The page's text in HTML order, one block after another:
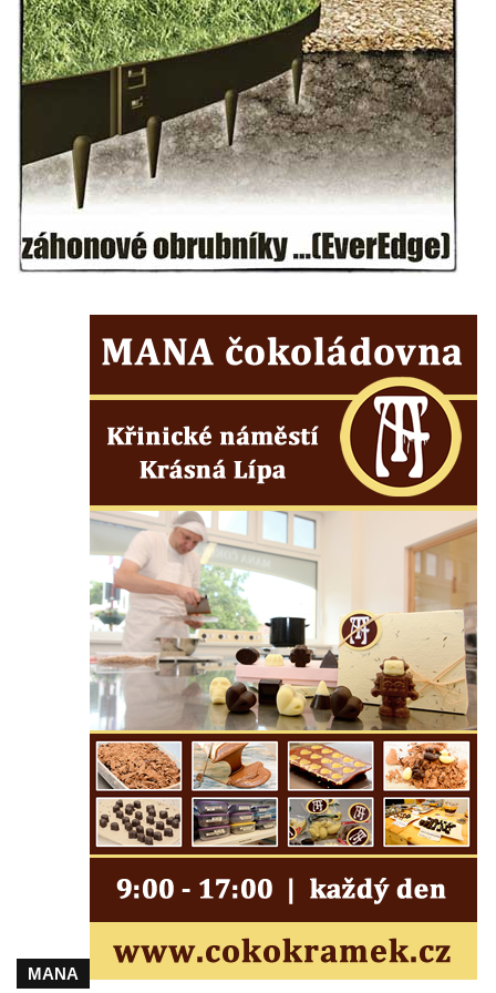
Hrob vojáků Rudé armády na hřbitově v
Račicích
Hrob Jiřího Dovhomilji na hřbitově v
Hrob Antonína Medáčka na hřbitově v
Račicích
na hřbitově v Dobříni
Pomník obětem 1. světové války v Lužici
Kenotaf Josefa Matese na hřbitově v Lužici
Kenotaf Emila Miksche na hřbitově v Lužici
Kenotaf Antonína Krause na hřbitově v
Lužici
Pomník vojákům Rudé armády na hřbitově
v Kozlech
Pamětní deska pochodu smrti v Saupsdorfu
Pomník obětem 2. světové války v parku
Walthera von der Vogelweide v Duchcově
Památník obětem holokaustu v Lipové ulici
v Duchcově
Pomník obětem válek v Jeníkově
Pamětní deska obětem 1. světové války na
kapli Panny Marie v Lahošti
Mikulášovicích
ulici U Plovárny ve Frýdlantu
MANA